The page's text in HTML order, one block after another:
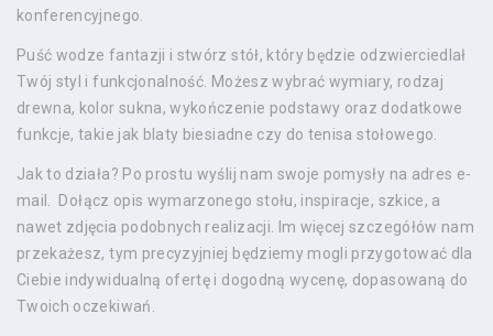
konferencyjnego.
Puść wodze fantazji i stwórz stół, który będzie odzwierciedlał
Twój styl i funkcjonalność. Możesz wybrać wymiary, rodzaj
drewna, kolor sukna, wykończenie podstawy oraz dodatkowe
funkcje, takie jak blaty biesiadne czy do tenisa stołowego.
Jak to działa? Po prostu wyślij nam swoje pomysły na adres e-
mail. Dołącz opis wymarzonego stołu, inspiracje, szkice, a
nawet zdjęcia podobnych realizacji. Im więcej szczegółów nam
przekażesz, tym precyzyjniej będziemy mogli przygotować dla
Ciebie indywidualną ofertę i dogodną wycenę, dopasowaną do
Twoich oczekiwań.